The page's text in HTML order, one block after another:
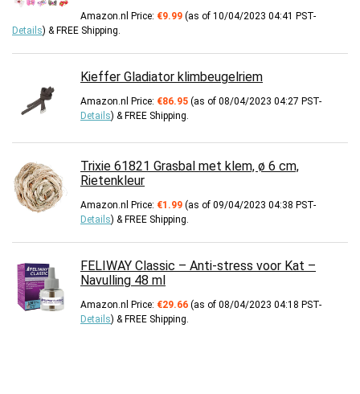
Amazon.nl Price: €9.99 (as of 10/04/2023 04:41 PST-
Details) & FREE Shipping.
Kieffer Gladiator klimbeugelriem
Amazon.nl Price: €86.95 (as of 08/04/2023 04:27 PST-
Details) & FREE Shipping.
Trixie 61821 Grasbal met klem, ø 6 cm,
Rietenkleur
Amazon.nl Price: €1.99 (as of 09/04/2023 04:38 PST-
Details) & FREE Shipping.
FELIWAY Classic – Anti-stress voor Kat –
Navulling 48 ml
Amazon.nl Price: €29.66 (as of 08/04/2023 04:18 PST-
Details) & FREE Shipping.